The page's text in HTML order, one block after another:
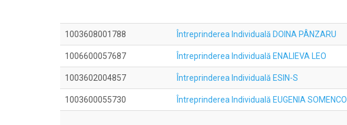
1003608001788 Întreprinderea Individuală DOINA PÂNZARU
1006600057687 Întreprinderea Individuală ENALIEVA LEO
1003602004857 Întreprinderea Individuală ESIN-S
1003600055730 Întreprinderea Individuală EUGENIA SOMENCO